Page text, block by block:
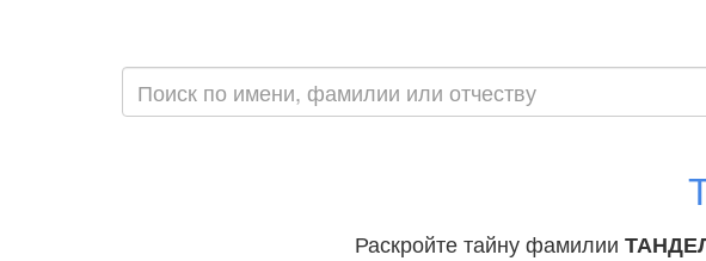
Раскройте тайну фамилии